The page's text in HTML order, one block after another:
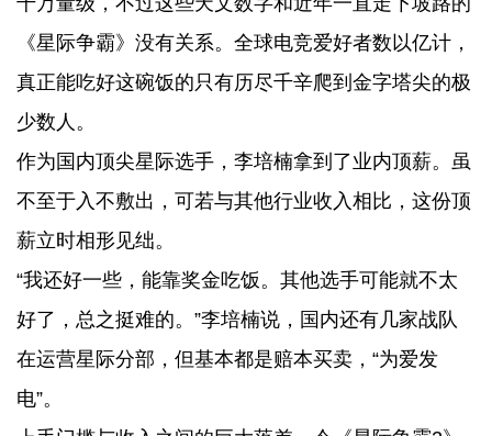
《星际争霸》没有关系。全球电竞爱好者数以亿计，
真正能吃好这碗饭的只有历尽千辛爬到金字塔尖的极
少数人。
作为国内顶尖星际选手，李培楠拿到了业内顶薪。虽
不至于入不敷出，可若与其他行业收入相比，这份顶
薪立时相形见绌。
“我还好一些，能靠奖金吃饭。其他选手可能就不太
好了，总之挺难的。”李培楠说，国内还有几家战队
在运营星际分部，但基本都是赔本买卖，“为爱发
电”。